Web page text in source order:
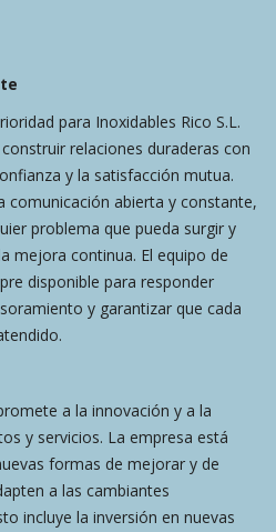
para Inoxidables Rico S.L.
relaciones duraderas con
y la satisfacción mutua.
comunicación abierta y constante,
problema que pueda surgir y
mejora continua. El equipo de
disponible para responder
y garantizar que cada
a la innovación y a la
y servicios. La empresa está
formas de mejorar y de
a las cambiantes
incluye la inversión en nuevas